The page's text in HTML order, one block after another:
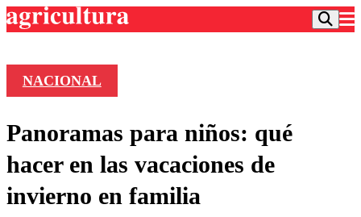
Frecuencias
Agricultura TV
Deportes
Colo Colo
Entretención
NACIONAL
Panoramas para niños: qué
hacer en las vacaciones de
invierno en familia